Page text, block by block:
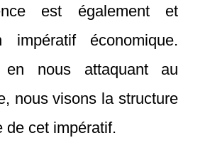
est également et
impératif économique.
nous attaquant au
nous visons la structure
de cet impératif.